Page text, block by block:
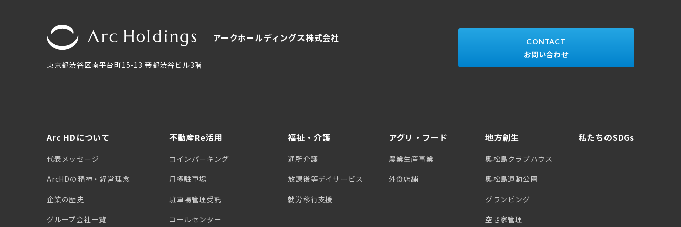
アークホールディングス株式会社
東京都渋谷区南平台町15-13 帝都渋谷ビル3階
CONTACT
お問い合わせ
Arc HDについて
代表メッセージ
ArcHDの精神・経営理念
企業の歴史
グループ会社一覧
不動産Re活用
コインパーキング
月極駐車場
駐車場管理受託
コールセンター
福祉・介護
通所介護
放課後等デイサービス
就労移行支援
アグリ・フード
農業生産事業
外食店舗
地方創生
奥松島クラブハウス
奥松島運動公園
グランピング
空き家管理
私たちのSDGs